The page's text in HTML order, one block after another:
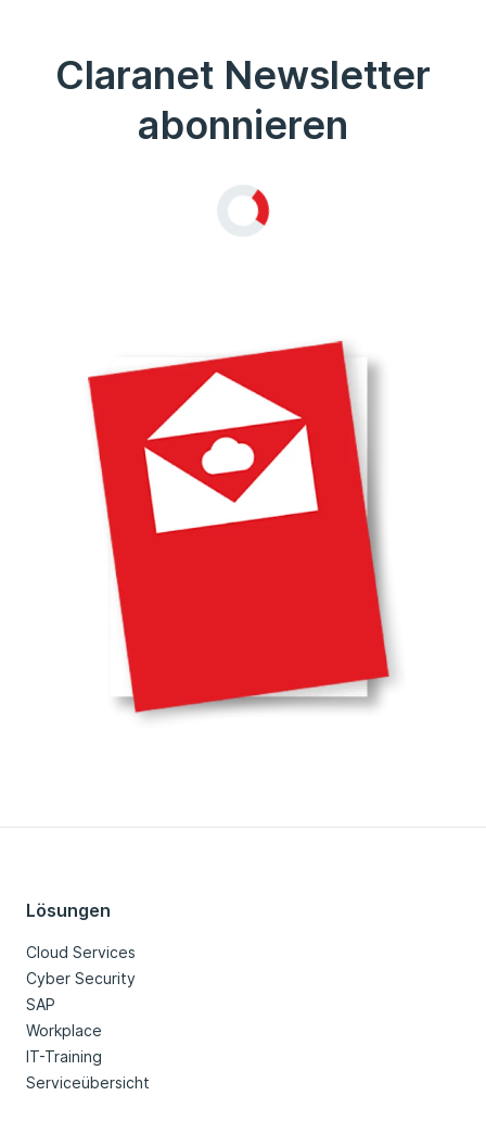
Claranet Newsletter
abonnieren
Lösungen
Cloud Services
Cyber Security
SAP
Workplace
IT-Training
Serviceübersicht